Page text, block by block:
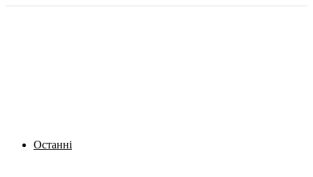
Останні